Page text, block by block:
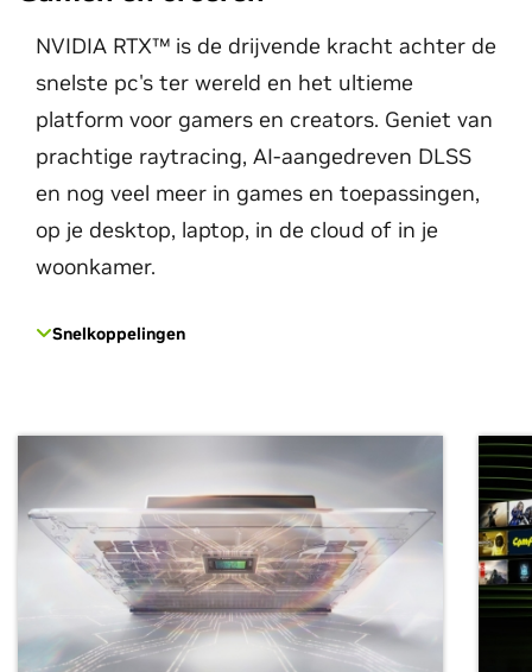
NVIDIA RTX™ is de drijvende kracht achter de
snelste pc's ter wereld en het ultieme
platform voor gamers en creators. Geniet van
prachtige raytracing, AI-aangedreven DLSS
en nog veel meer in games en toepassingen,
op je desktop, laptop, in de cloud of in je
woonkamer.
Snelkoppelingen